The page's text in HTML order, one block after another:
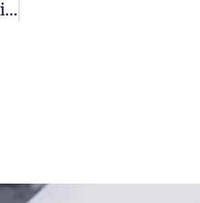
Casa Nido Y Vivienda Familiar: El Supremo Limita Su Uso A Casos Excepcionales